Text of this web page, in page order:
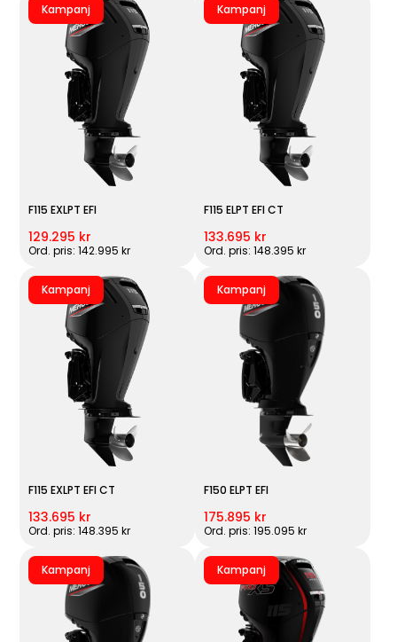
Kampanj
F115 EXLPT EFI
129.295 kr
Ord. pris: 142.995 kr
Kampanj
F115 ELPT EFI CT
133.695 kr
Ord. pris: 148.395 kr
Kampanj
F115 EXLPT EFI CT
133.695 kr
Ord. pris: 148.395 kr
Kampanj
F150 ELPT EFI
175.895 kr
Ord. pris: 195.095 kr
Kampanj Kampanj